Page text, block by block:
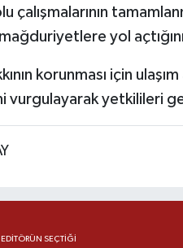
çalışmalarının
yol
korunması için
yetkilileri
EDITÖRÜN SEÇTIĞI